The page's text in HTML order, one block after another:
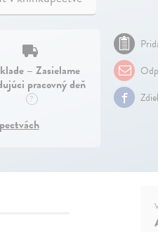
– Zasielame
pracovný deň
?